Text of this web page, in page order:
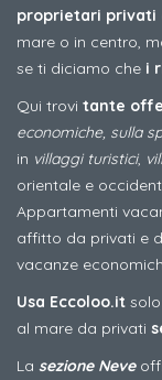
proprietari privati
mare o in centro,
se ti diciamo che i
Qui trovi tante
economiche, sulla
in villaggi turistici,
orientale e
Appartamenti
affitto da privati e
vacanze
Usa Eccoloo.it solo
al mare da privati
La sezione Neve